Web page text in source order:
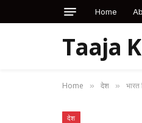
Home
Taaja
Home » देश »
देश